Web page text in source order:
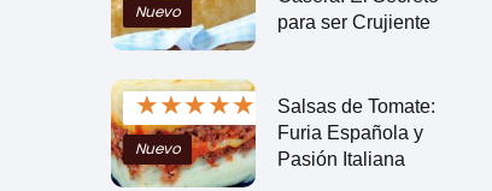
Nuevo
para ser Crujiente
★★★★★
Nuevo
Salsas de Tomate:
Furia Española y
Pasión Italiana